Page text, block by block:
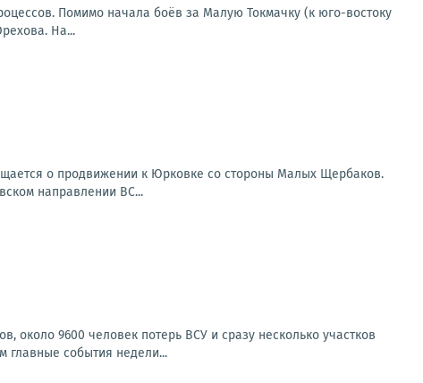
Помимо начала боёв за Малую Токмачку (к юго-востоку
На...
о продвижении к Юрковке со стороны Малых Щербаков.
направлении ВС...
около 9600 человек потерь ВСУ и сразу несколько участков
главные события недели...